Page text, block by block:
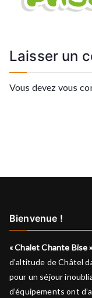
Laisser un
Vous devez vous
Bienvenue !
« Chalet Chante Bise »
d’altitude de Châtel
pour un séjour
d’équipements ont